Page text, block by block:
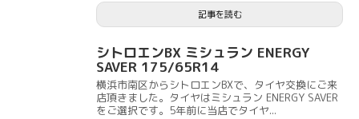
記事を読む
シトロエンBX ミシュラン ENERGY
SAVER 175/65R14
横浜市南区からシトロエンBXで、タイヤ交換にご来
店頂きました。タイヤはミシュラン ENERGY SAVER
をご選択です。5年前に当店でタイヤ...